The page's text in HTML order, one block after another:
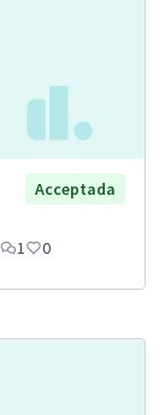
Acceptada
1 0